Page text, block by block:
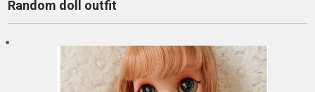
Random doll outfit